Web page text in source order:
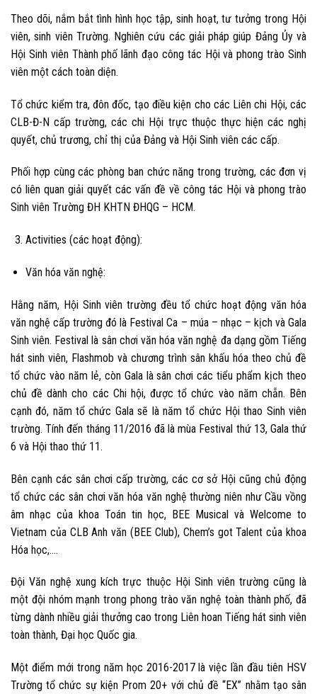
Theo dõi, nắm bắt tình hình học tập, sinh hoạt, tư tưởng trong Hội
viên, sinh viên Trường. Nghiên cứu các giải pháp giúp Đảng Ủy và
Hội Sinh viên Thành phố lãnh đạo công tác Hội và phong trào Sinh
viên một cách toàn diện.
Tổ chức kiểm tra, đôn đốc, tạo điều kiện cho các Liên chi Hội, các
CLB-Đ-N cấp trường, các chi Hội trực thuộc thực hiện các nghị
quyết, chủ trương, chỉ thị của Đảng và Hội Sinh viên các cấp.
Phối hợp cùng các phòng ban chức năng trong trường, các đơn vị
có liên quan giải quyết các vấn đề về công tác Hội và phong trào
Sinh viên Trường ĐH KHTN ĐHQG – HCM.
Activities (các hoạt động):
Văn hóa văn nghệ:
Hằng năm, Hội Sinh viên trường đều tổ chức hoạt động văn hóa
văn nghệ cấp trường đó là Festival Ca – múa – nhạc – kịch và Gala
Sinh viên. Festival là sân chơi văn hóa văn nghệ đa dạng gồm Tiếng
hát sinh viên, Flashmob và chương trình sân khấu hóa theo chủ đề
tổ chức vào năm lẻ, còn Gala là sân chơi các tiểu phẩm kịch theo
chủ đề dành cho các Chi hội, được tổ chức vào năm chẵn. Bên
cạnh đó, năm tổ chức Gala sẽ là năm tổ chức Hội thao Sinh viên
trường. Tính đến tháng 11/2016 đã là mùa Festival thứ 13, Gala thứ
6 và Hội thao thứ 11.
Bên cạnh các sân chơi cấp trường, các cơ sở Hội cũng chủ động
tổ chức các sân chơi văn hóa văn nghệ thường niên như Cầu vồng
âm nhạc của khoa Toán tin học, BEE Musical và Welcome to
Vietnam của CLB Anh văn (BEE Club), Chem’s got Talent của khoa
Hóa học,….
Đội Văn nghệ xung kích trực thuộc Hội Sinh viên trường cũng là
một đội nhóm mạnh trong phong trào văn nghệ toàn thành phố, đã
từng dành nhiều giải thưởng cao trong Liên hoan Tiếng hát sinh viên
toàn thành, Đại học Quốc gia.
Một điểm mới trong năm học 2016-2017 là việc lần đầu tiên HSV
Trường tổ chức sự kiện Prom 20+ với chủ đề “EX” nhằm tạo sân